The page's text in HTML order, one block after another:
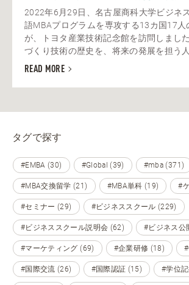
2022年6月29日、名古屋商科大学ビジネ
語MBAプログラムを専攻する13カ国17人
が、トヨタ産業技術記念館を訪問しまし
づくり技術の歴史を、将来の発展を担う
READ MORE
タグで探す
#EMBA (30) #Global (39) #mba (371)
#MBA交換留学 (21) #MBA単科 (19) #
#セミナー (29) #ビジネススクール (229)
#ビジネススクール説明会 (62) #ビジネス公
#マーケティング (69) #企業研修 (18)
#国際交流 (26) #国際認証 (15) #学位